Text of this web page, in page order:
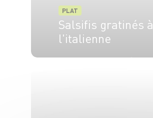
PLAT
Salsifis gratinés à
l'italienne